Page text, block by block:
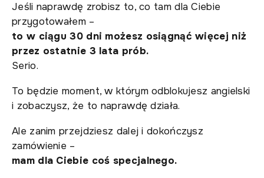
Jeśli naprawdę zrobisz to, co tam dla Ciebie
przygotowałem –
to w ciągu 30 dni możesz osiągnąć więcej niż
przez ostatnie 3 lata prób.
Serio.
To będzie moment, w którym odblokujesz angielski
i zobaczysz, że to naprawdę działa.
Ale zanim przejdziesz dalej i dokończysz
zamówienie –
mam dla Ciebie coś specjalnego.